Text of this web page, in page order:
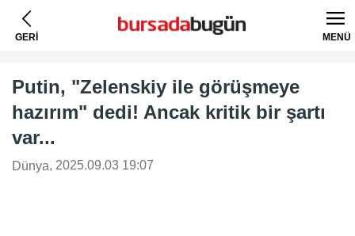
GERİ MENÜ
Putin, "Zelenskiy ile görüşmeye
hazırım" dedi! Ancak kritik bir şartı
var...
Dünya, 2025.09.03 19:07